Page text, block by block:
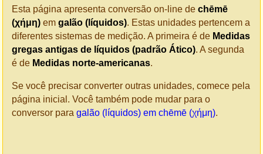
Esta página apresenta conversão on-line de chēmē
(χήμη) em galão (líquidos). Estas unidades pertencem a
diferentes sistemas de medição. A primeira é de Medidas
gregas antigas de líquidos (padrão Ático). A segunda
é de Medidas norte-americanas.
Se você precisar converter outras unidades, comece pela
página inicial. Você também pode mudar para o
conversor para galão (líquidos) em chēmē (χήμη).